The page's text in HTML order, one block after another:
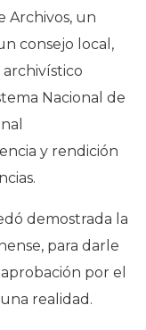
Archivos, un
consejo local,
Nacional de
y rendición
demostrada la
para darle
por el
realidad.